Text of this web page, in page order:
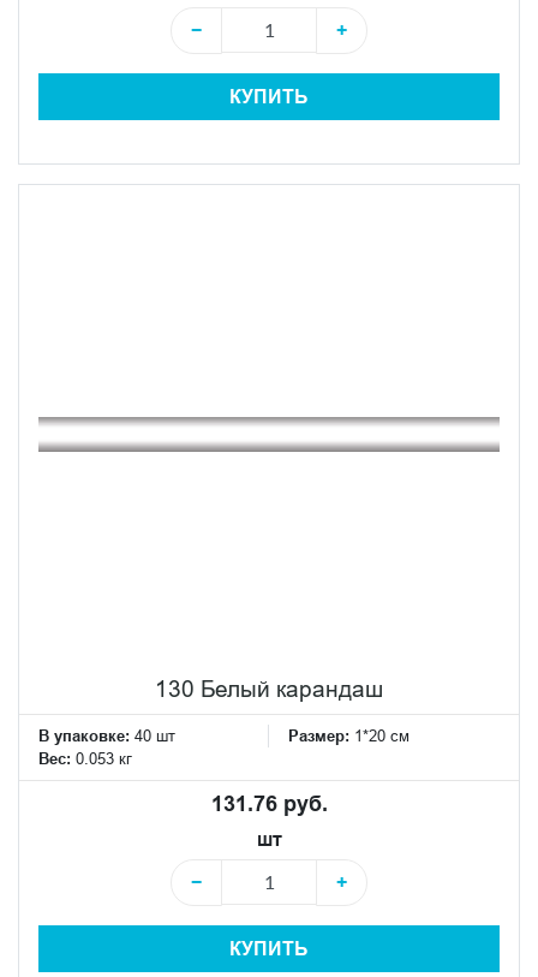
−
+
КУПИТЬ
130 Белый карандаш
В упаковке: 40 шт Размер: 1*20 см
Вес: 0.053 кг
131.76 руб.
шт
−
+
КУПИТЬ